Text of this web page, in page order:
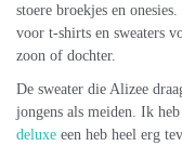
stoere broekjes en
voor t-shirts en sweaters
zoon of dochter.
De sweater die Alizee
jongens als meiden. Ik
deluxe een heb heel erg